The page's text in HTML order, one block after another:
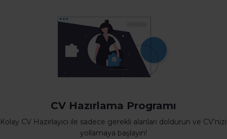
CV Hazırlama Programı
Kolay CV Hazırlayıcı ile sadece gerekli alanları doldurun ve CV’nizi
yollamaya başlayın!